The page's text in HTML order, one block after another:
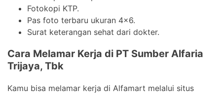
Fotokopi KTP.
Pas foto terbaru ukuran 4×6.
Surat keterangan sehat dari dokter.
Cara Melamar Kerja di PT Sumber Alfaria
Trijaya, Tbk
Kamu bisa melamar kerja di Alfamart melalui situs